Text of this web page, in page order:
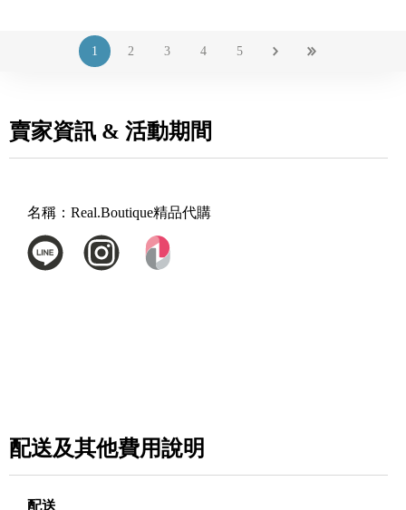
1 2 3 4 5
賣家資訊 & 活動期間
名稱： Real.Boutique精品代購
配送及其他費用說明
配送